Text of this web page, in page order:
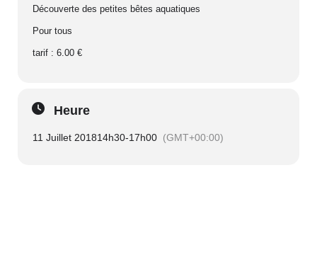
Découverte des petites bêtes aquatiques
Pour tous
tarif : 6.00 €
Heure
11 Juillet 201814h30-17h00 (GMT+00:00)